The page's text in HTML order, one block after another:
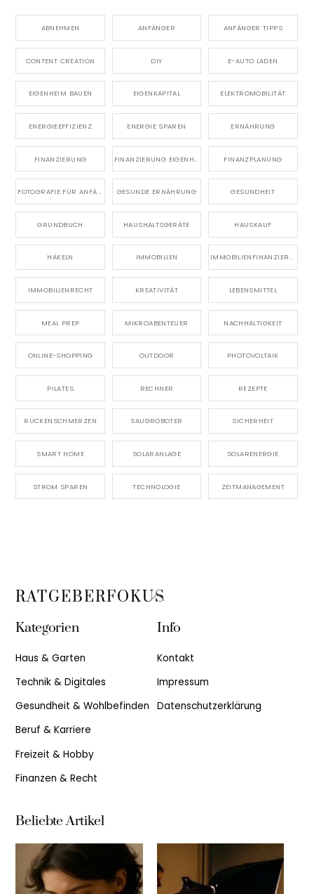
ABNEHMEN ANFÄNGER ANFÄNGER TIPPS
CONTENT CREATION DIY E-AUTO LADEN
EIGENHEIM BAUEN EIGENKAPITAL ELEKTROMOBILITÄT
ENERGIEEFFIZIENZ ENERGIE SPAREN ERNÄHRUNG
FINANZIERUNG FINANZIERUNG EIGENHEIM FINANZPLANUNG
FOTOGRAFIE FÜR ANFÄNGER GESUNDE ERNÄHRUNG GESUNDHEIT
GRUNDBUCH HAUSHALTSGERÄTE HAUSKAUF
HÄKELN IMMOBILIEN IMMOBILIENFINANZIERUNG
IMMOBILIENRECHT KREATIVITÄT LEBENSMITTEL
MEAL PREP MIKROABENTEUER NACHHALTIGKEIT
ONLINE-SHOPPING OUTDOOR PHOTOVOLTAIK
PILATES RECHNER REZEPTE
RÜCKENSCHMERZEN SAUGROBOTER SICHERHEIT
SMART HOME SOLARANLAGE SOLARENERGIE
STROM SPAREN TECHNOLOGIE ZEITMANAGEMENT
Back
Top
RATGEBERFOKUS
Kategorien
Haus & Garten
Technik & Digitales
Gesundheit & Wohlbefinden
Beruf & Karriere
Freizeit & Hobby
Finanzen & Recht
Info
Kontakt
Impressum
Datenschutzerklärung
Beliebte Artikel